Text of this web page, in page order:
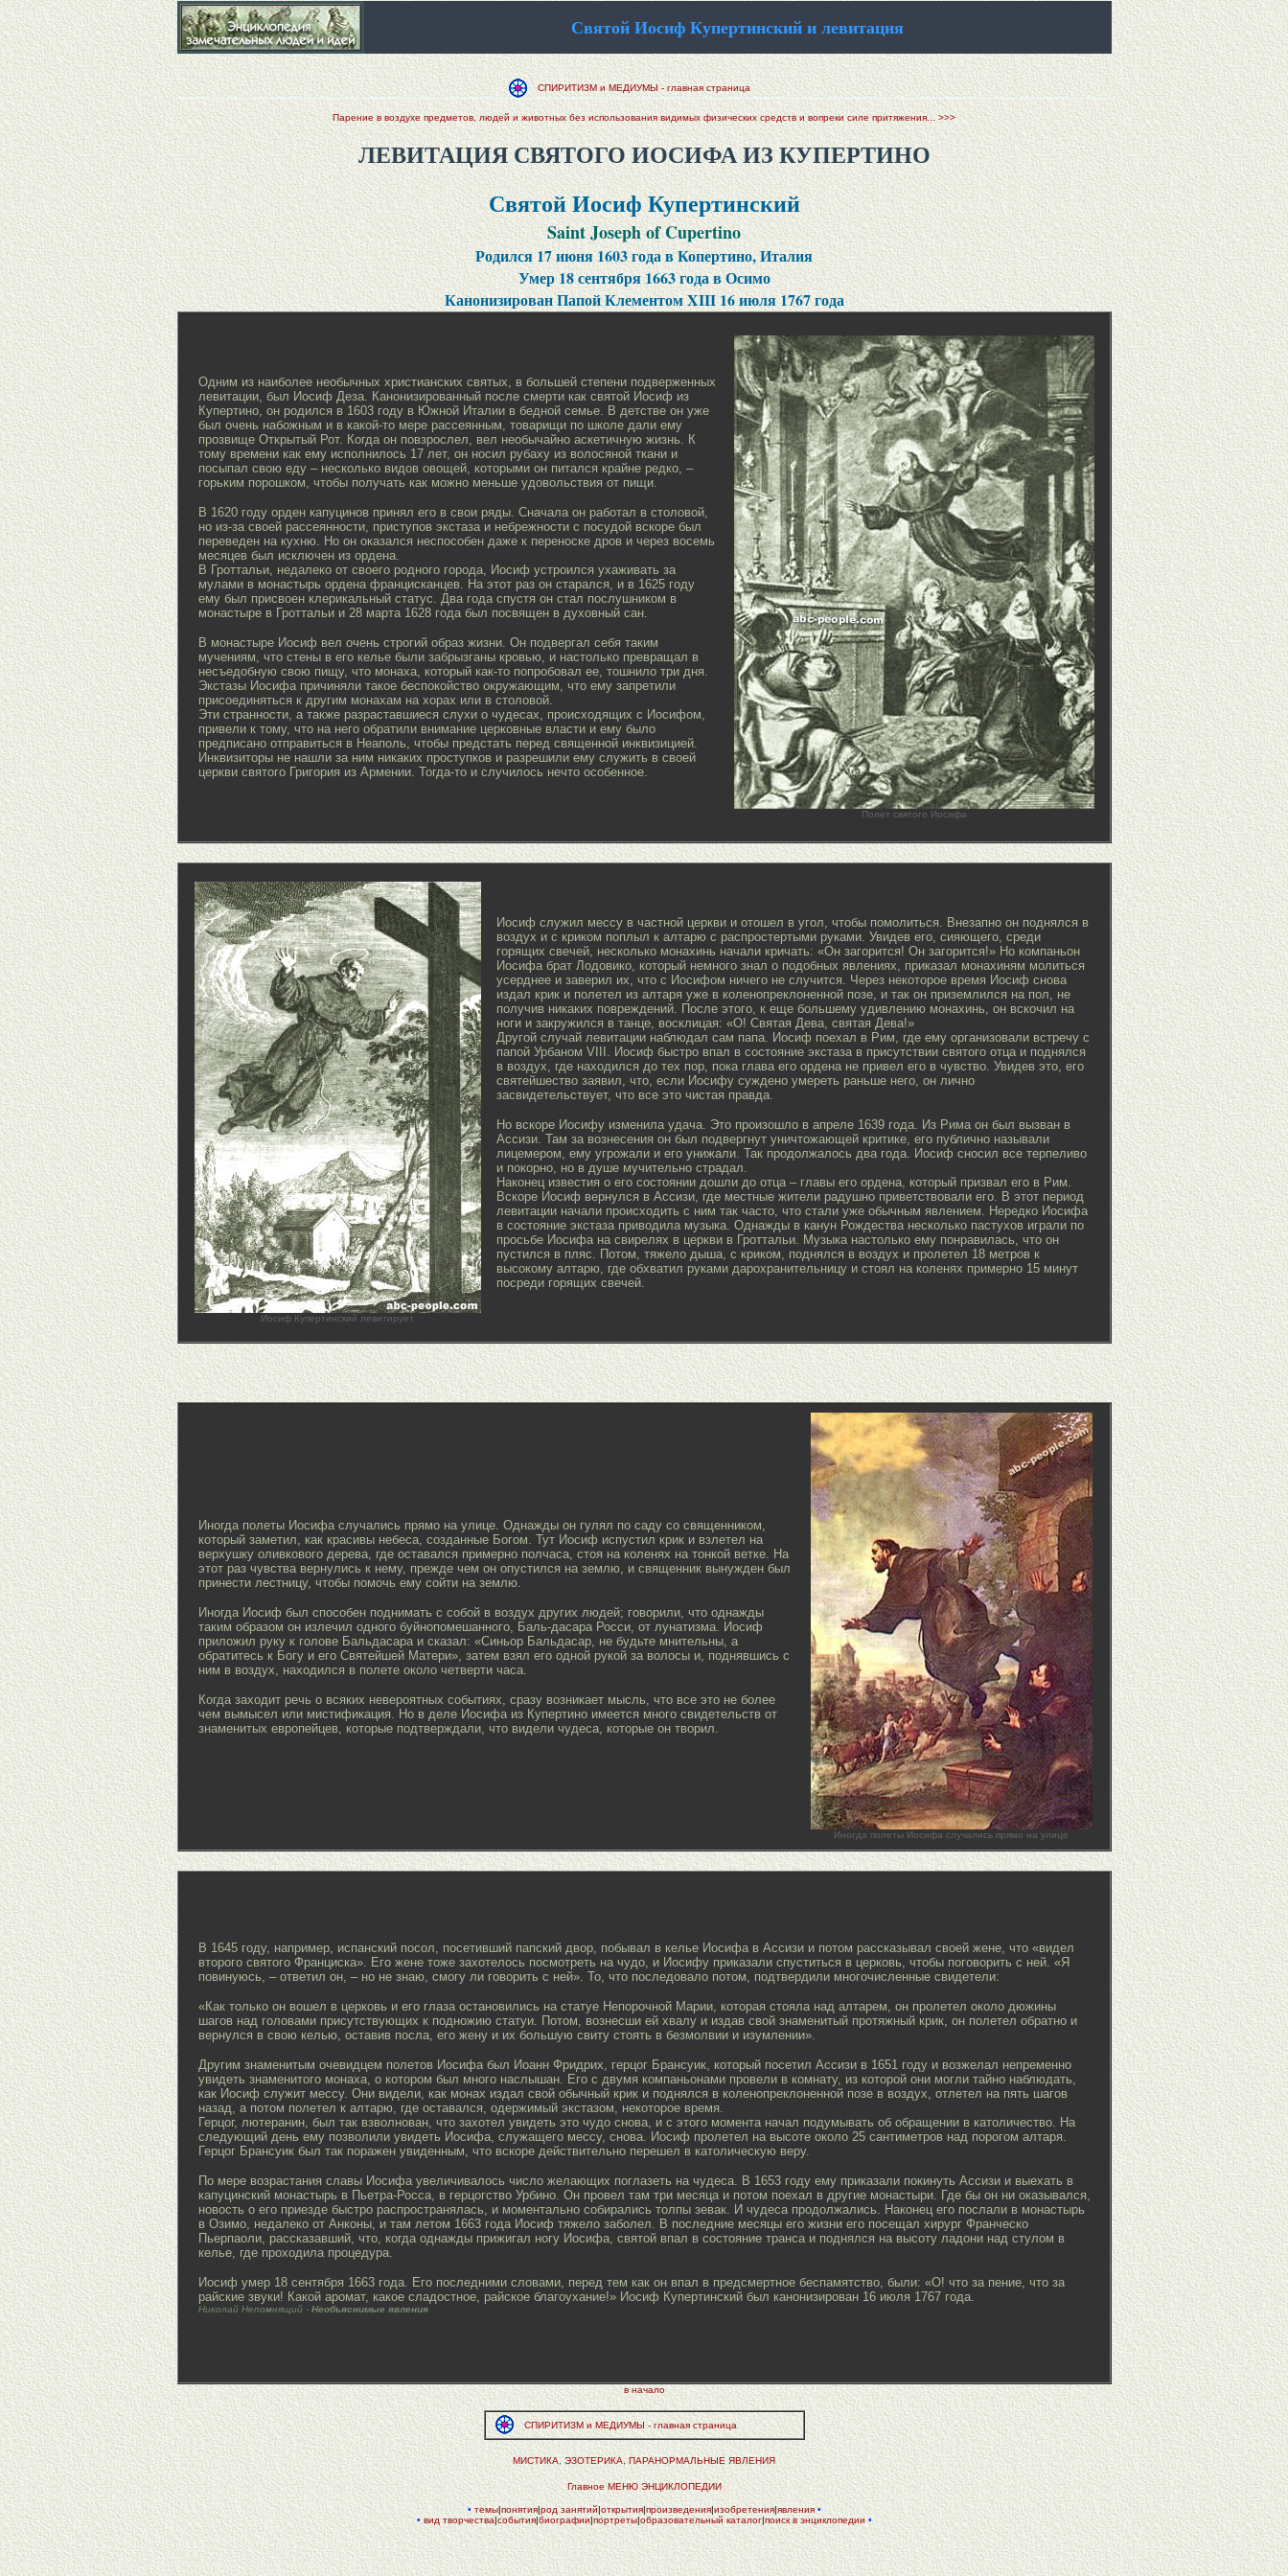
Святой Иосиф Купертинский и левитация
СПИРИТИЗМ и МЕДИУМЫ - главная страница
Парение в воздухе предметов, людей и животных без использования видимых физических средств и вопреки силе притяжения... >>>
ЛЕВИТАЦИЯ СВЯТОГО ИОСИФА ИЗ КУПЕРТИНО
Святой Иосиф Купертинский
Saint Joseph of Cupertino
Родился 17 июня 1603 года в Копертино, Италия
Умер 18 сентября 1663 года в Осимо
Канонизирован Папой Клементом XIII 16 июля 1767 года
Одним из наиболее необычных христианских святых, в большей степени подверженных
левитации, был Иосиф Деза. Канонизированный после смерти как святой Иосиф из
Купертино, он родился в 1603 году в Южной Италии в бедной семье. В детстве он уже
был очень набожным и в какой-то мере рассеянным, товарищи по школе дали ему
прозвище Открытый Рот. Когда он повзрослел, вел необычайно аскетичную жизнь. К
тому времени как ему исполнилось 17 лет, он носил рубаху из волосяной ткани и
посыпал свою еду – несколько видов овощей, которыми он питался крайне редко, –
горьким порошком, чтобы получать как можно меньше удовольствия от пищи.
В 1620 году орден капуцинов принял его в свои ряды. Сначала он работал в столовой,
но из-за своей рассеянности, приступов экстаза и небрежности с посудой вскоре был
переведен на кухню. Но он оказался неспособен даже к переноске дров и через восемь
месяцев был исключен из ордена.
В Гроттальи, недалеко от своего родного города, Иосиф устроился ухаживать за
мулами в монастырь ордена францисканцев. На этот раз он старался, и в 1625 году
ему был присвоен клерикальный статус. Два года спустя он стал послушником в
монастыре в Гроттальи и 28 марта 1628 года был посвящен в духовный сан.
В монастыре Иосиф вел очень строгий образ жизни. Он подвергал себя таким
мучениям, что стены в его келье были забрызганы кровью, и настолько превращал в
несъедобную свою пищу, что монаха, который как-то попробовал ее, тошнило три дня.
Экстазы Иосифа причиняли такое беспокойство окружающим, что ему запретили
присоединяться к другим монахам на хорах или в столовой.
Эти странности, а также разраставшиеся слухи о чудесах, происходящих с Иосифом,
привели к тому, что на него обратили внимание церковные власти и ему было
предписано отправиться в Неаполь, чтобы предстать перед священной инквизицией.
Инквизиторы не нашли за ним никаких проступков и разрешили ему служить в своей
церкви святого Григория из Армении. Тогда-то и случилось нечто особенное.
Полет святого Иосифа
Иосиф Купертинский левитирует
Иосиф служил мессу в частной церкви и отошел в угол, чтобы помолиться. Внезапно он поднялся в
воздух и с криком поплыл к алтарю с распростертыми руками. Увидев его, сияющего, среди
горящих свечей, несколько монахинь начали кричать: «Он загорится! Он загорится!» Но компаньон
Иосифа брат Лодовико, который немного знал о подобных явлениях, приказал монахиням молиться
усерднее и заверил их, что с Иосифом ничего не случится. Через некоторое время Иосиф снова
издал крик и полетел из алтаря уже в коленопреклоненной позе, и так он приземлился на пол, не
получив никаких повреждений. После этого, к еще большему удивлению монахинь, он вскочил на
ноги и закружился в танце, восклицая: «О! Святая Дева, святая Дева!»
Другой случай левитации наблюдал сам папа. Иосиф поехал в Рим, где ему организовали встречу с
папой Урбаном VIII. Иосиф быстро впал в состояние экстаза в присутствии святого отца и поднялся
в воздух, где находился до тех пор, пока глава его ордена не привел его в чувство. Увидев это, его
святейшество заявил, что, если Иосифу суждено умереть раньше него, он лично
засвидетельствует, что все это чистая правда.
Но вскоре Иосифу изменила удача. Это произошло в апреле 1639 года. Из Рима он был вызван в
Ассизи. Там за вознесения он был подвергнут уничтожающей критике, его публично называли
лицемером, ему угрожали и его унижали. Так продолжалось два года. Иосиф сносил все терпеливо
и покорно, но в душе мучительно страдал.
Наконец известия о его состоянии дошли до отца – главы его ордена, который призвал его в Рим.
Вскоре Иосиф вернулся в Ассизи, где местные жители радушно приветствовали его. В этот период
левитации начали происходить с ним так часто, что стали уже обычным явлением. Нередко Иосифа
в состояние экстаза приводила музыка. Однажды в канун Рождества несколько пастухов играли по
просьбе Иосифа на свирелях в церкви в Гроттальи. Музыка настолько ему понравилась, что он
пустился в пляс. Потом, тяжело дыша, с криком, поднялся в воздух и пролетел 18 метров к
высокому алтарю, где обхватил руками дарохранительницу и стоял на коленях примерно 15 минут
посреди горящих свечей.
Иногда полеты Иосифа случались прямо на улице. Однажды он гулял по саду со священником,
который заметил, как красивы небеса, созданные Богом. Тут Иосиф испустил крик и взлетел на
верхушку оливкового дерева, где оставался примерно полчаса, стоя на коленях на тонкой ветке. На
этот раз чувства вернулись к нему, прежде чем он опустился на землю, и священник вынужден был
принести лестницу, чтобы помочь ему сойти на землю.
Иногда Иосиф был способен поднимать с собой в воздух других людей; говорили, что однажды
таким образом он излечил одного буйнопомешанного, Баль-дасара Росси, от лунатизма. Иосиф
приложил руку к голове Бальдасара и сказал: «Синьор Бальдасар, не будьте мнительны, а
обратитесь к Богу и его Святейшей Матери», затем взял его одной рукой за волосы и, поднявшись с
ним в воздух, находился в полете около четверти часа.
Когда заходит речь о всяких невероятных событиях, сразу возникает мысль, что все это не более
чем вымысел или мистификация. Но в деле Иосифа из Купертино имеется много свидетельств от
знаменитых европейцев, которые подтверждали, что видели чудеса, которые он творил.
Иногда полеты Иосифа случались прямо на улице
В 1645 году, например, испанский посол, посетивший папский двор, побывал в келье Иосифа в Ассизи и потом рассказывал своей жене, что «видел
второго святого Франциска». Его жене тоже захотелось посмотреть на чудо, и Иосифу приказали спуститься в церковь, чтобы поговорить с ней. «Я
повинуюсь, – ответил он, – но не знаю, смогу ли говорить с ней». То, что последовало потом, подтвердили многочисленные свидетели:
«Как только он вошел в церковь и его глаза остановились на статуе Непорочной Марии, которая стояла над алтарем, он пролетел около дюжины
шагов над головами присутствующих к подножию статуи. Потом, вознесши ей хвалу и издав свой знаменитый протяжный крик, он полетел обратно и
вернулся в свою келью, оставив посла, его жену и их большую свиту стоять в безмолвии и изумлении».
Другим знаменитым очевидцем полетов Иосифа был Иоанн Фридрих, герцог Брансуик, который посетил Ассизи в 1651 году и возжелал непременно
увидеть знаменитого монаха, о котором был много наслышан. Его с двумя компаньонами провели в комнату, из которой они могли тайно наблюдать,
как Иосиф служит мессу. Они видели, как монах издал свой обычный крик и поднялся в коленопреклоненной позе в воздух, отлетел на пять шагов
назад, а потом полетел к алтарю, где оставался, одержимый экстазом, некоторое время.
Герцог, лютеранин, был так взволнован, что захотел увидеть это чудо снова, и с этого момента начал подумывать об обращении в католичество. На
следующий день ему позволили увидеть Иосифа, служащего мессу, снова. Иосиф пролетел на высоте около 25 сантиметров над порогом алтаря.
Герцог Брансуик был так поражен увиденным, что вскоре действительно перешел в католическую веру.
По мере возрастания славы Иосифа увеличивалось число желающих поглазеть на чудеса. В 1653 году ему приказали покинуть Ассизи и выехать в
капуцинский монастырь в Пьетра-Росса, в герцогство Урбино. Он провел там три месяца и потом поехал в другие монастыри. Где бы он ни оказывался,
новость о его приезде быстро распространялась, и моментально собирались толпы зевак. И чудеса продолжались. Наконец его послали в монастырь
в Озимо, недалеко от Анконы, и там летом 1663 года Иосиф тяжело заболел. В последние месяцы его жизни его посещал хирург Франческо
Пьерпаоли, рассказавший, что, когда однажды прижигал ногу Иосифа, святой впал в состояние транса и поднялся на высоту ладони над стулом в
келье, где проходила процедура.
Иосиф умер 18 сентября 1663 года. Его последними словами, перед тем как он впал в предсмертное беспамятство, были: «О! что за пение, что за
райские звуки! Какой аромат, какое сладостное, райское благоухание!» Иосиф Купертинский был канонизирован 16 июля 1767 года.
Николай Непомнящий - Необъяснимые явления
в начало
СПИРИТИЗМ и МЕДИУМЫ - главная страница
МИСТИКА, ЭЗОТЕРИКА, ПАРАНОРМАЛЬНЫЕ ЯВЛЕНИЯ
Главное МЕНЮ ЭНЦИКЛОПЕДИИ
• темы|понятия|род занятий|открытия|произведения|изобретения|явления •
•вид творчества|события|биографии|портреты|образовательный каталог|поиск в энциклопедии•